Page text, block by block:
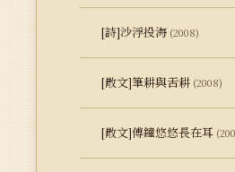
[詩]沙浮投海 (2008)
[散文]筆耕與舌耕 (2008)
[散文]傅鐘悠悠長在耳